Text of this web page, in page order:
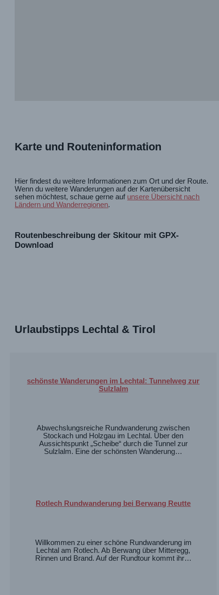
Karte und Routeninformation
Hier findest du weitere Informationen zum Ort und der Route.
Wenn du weitere Wanderungen auf der Kartenübersicht
sehen möchtest, schaue gerne auf unsere Übersicht nach
Ländern und Wanderregionen.
Routenbeschreibung der Skitour mit GPX-
Download
Urlaubstipps Lechtal & Tirol
schönste Wanderungen im Lechtal: Tunnelweg zur
Sulzlalm
Abwechslungsreiche Rundwanderung zwischen
Stockach und Holzgau im Lechtal. Über den
Aussichtspunkt „Scheibe“ durch die Tunnel zur
Sulzlalm. Eine der schönsten Wanderung…
Rotlech Rundwanderung bei Berwang Reutte
Willkommen zu einer schöne Rundwanderung im
Lechtal am Rotlech. Ab Berwang über Mitteregg,
Rinnen und Brand. Auf der Rundtour kommt ihr…